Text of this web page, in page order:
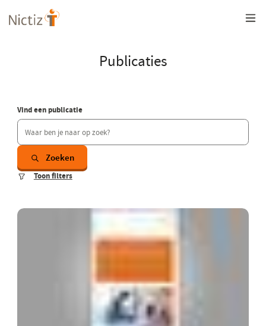
Overslaan
en
Publicaties
Vind een publicatie
Zoeken
Toon filters